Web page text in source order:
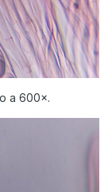
a 600×.